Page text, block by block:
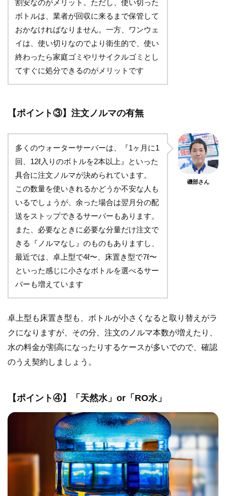
割安なのがメリット。ただし、使い切った
ボトルは、業者が回収に来るまで保管して
おかなければなりません。一方、ワンウェ
イは、使い切りなのでより衛生的で、使い
終わったら家庭ゴミやリサイクルゴミとし
てすぐに処分できるのがメリットです
【ポイント③】注文ノルマの有無
多くのウォーターサーバーは、『1ヶ月に1
回、12ℓ入りのボトルを2本以上』といった
具合に注文ノルマが決められています。
この数量を使いきれるかどうか不安な人も
いるでしょうが、余った場合は翌月分の配
送をストップできるサーバーもあります。
また、必要なときに必要な分量だけ注文で
きる『ノルマなし』のものもありますし、
最近では、卓上型で4ℓ〜、床置き型で7ℓ〜
といった感じに小さなボトルを選べるサー
バーも増えています
磯部さん
卓上型も床置き型も、ボトルが小さくなると取り替えがラ
クになりますが、その分、注文のノルマ本数が増えたり、
水の料金が割高になったりするケースが多いでので、確認
のうえ契約しましょう。
【ポイント④】「天然水」or「RO水」